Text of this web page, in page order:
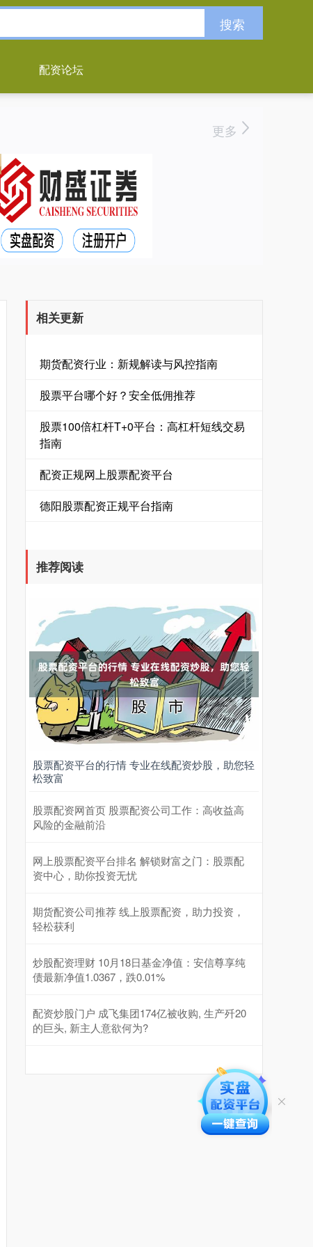
搜索
配资论坛
更多
相关更新
期货配资行业：新规解读与风控指南
股票平台哪个好？安全低佣推荐
股票100倍杠杆T+0平台：高杠杆短线交易
指南
配资正规网上股票配资平台
德阳股票配资正规平台指南
推荐阅读
股票配资平台的行情 专业在线配资炒股，助您轻
松致富
股票配资网首页 股票配资公司工作：高收益高
风险的金融前沿
网上股票配资平台排名 解锁财富之门：股票配
资中心，助你投资无忧
期货配资公司推荐 线上股票配资，助力投资，
轻松获利
炒股配资理财 10月18日基金净值：安信尊享纯
债最新净值1.0367，跌0.01%
配资炒股门户 成飞集团174亿被收购, 生产歼20
的巨头, 新主人意欲何为?